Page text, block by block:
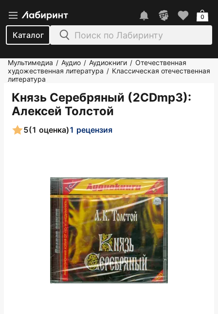
Каталог
0
Мультимедиа / Аудио / Аудиокниги / Отечественная
художественная литература / Классическая отечественная
литература
Князь Серебряный (2CDmp3):
Алексей Толстой
5(1 оценка)1 рецензия